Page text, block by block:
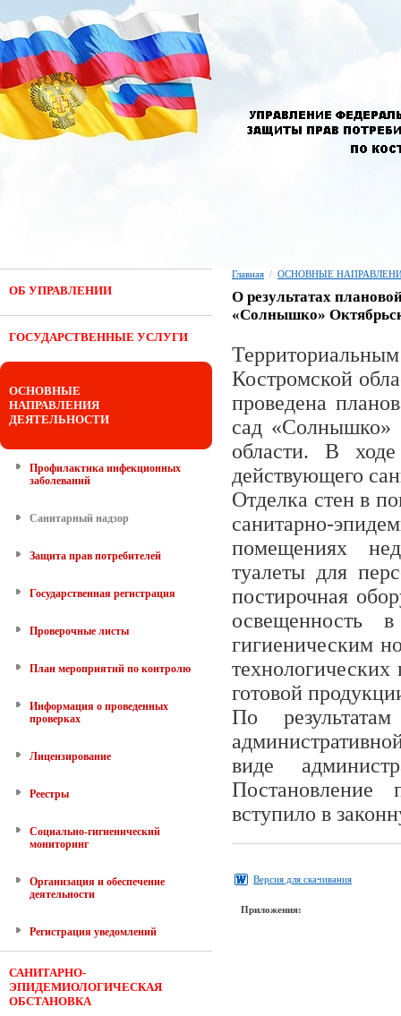
ОБ УПРАВЛЕНИИ
ГОСУДАРСТВЕННЫЕ УСЛУГИ
ОСНОВНЫЕ
НАПРАВЛЕНИЯ
ДЕЯТЕЛЬНОСТИ
Профилактика инфекционных
заболеваний
Санитарный надзор
Защита прав потребителей
Государственная регистрация
Проверочные листы
План мероприятий по контролю
Информация о проведенных
проверках
Лицензирование
Реестры
Социально-гигиенический
мониторинг
Организация и обеспечение
деятельности
Регистрация уведомлений
САНИТАРНО-
ЭПИДЕМИОЛОГИЧЕСКАЯ
ОБСТАНОВКА
Главная / ОСНОВНЫЕ
О результатах
«Солнышко»
Костромской
проведена
сад «Солнышко»
области. В
действующего
Отделка стен в
санитарно-
помещениях
туалеты для
постирочная
освещенность
гигиеническим
готовой
По
виде
Постановление
вступило в
Версия для скачивания
Приложения: